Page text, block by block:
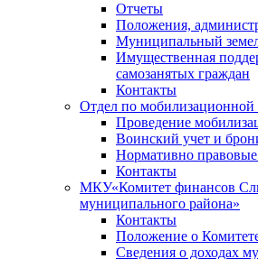
Отчеты
Положения,
Муниципальный
Имущественная
самозанятых граждан
Контакты
Отдел по мобилизационной
Проведение
Воинский учет и
Нормативно
Контакты
МКУ«Комитет финансов
муниципального района»
Контакты
Положение о
Сведения о доходах